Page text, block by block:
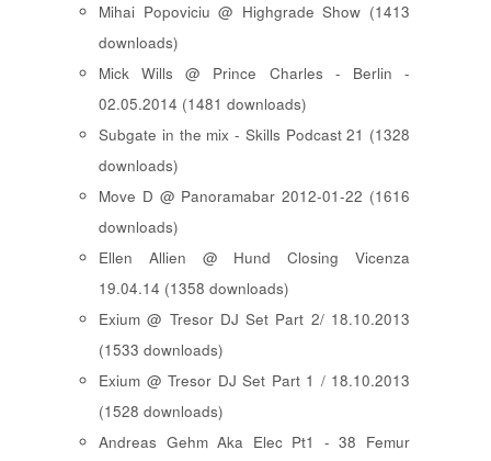
Mihai Popoviciu @ Highgrade Show (1413
downloads)
Mick Wills @ Prince Charles - Berlin -
02.05.2014 (1481 downloads)
Subgate in the mix - Skills Podcast 21 (1328
downloads)
Move D @ Panoramabar 2012-01-22 (1616
downloads)
Ellen Allien @ Hund Closing Vicenza
19.04.14 (1358 downloads)
Exium @ Tresor DJ Set Part 2/ 18.10.2013
(1533 downloads)
Exium @ Tresor DJ Set Part 1 / 18.10.2013
(1528 downloads)
Andreas Gehm Aka Elec Pt1 - 38 Femur